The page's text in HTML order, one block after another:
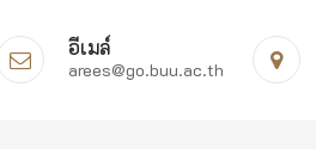
อีเมล์
arees@go.buu.ac.th